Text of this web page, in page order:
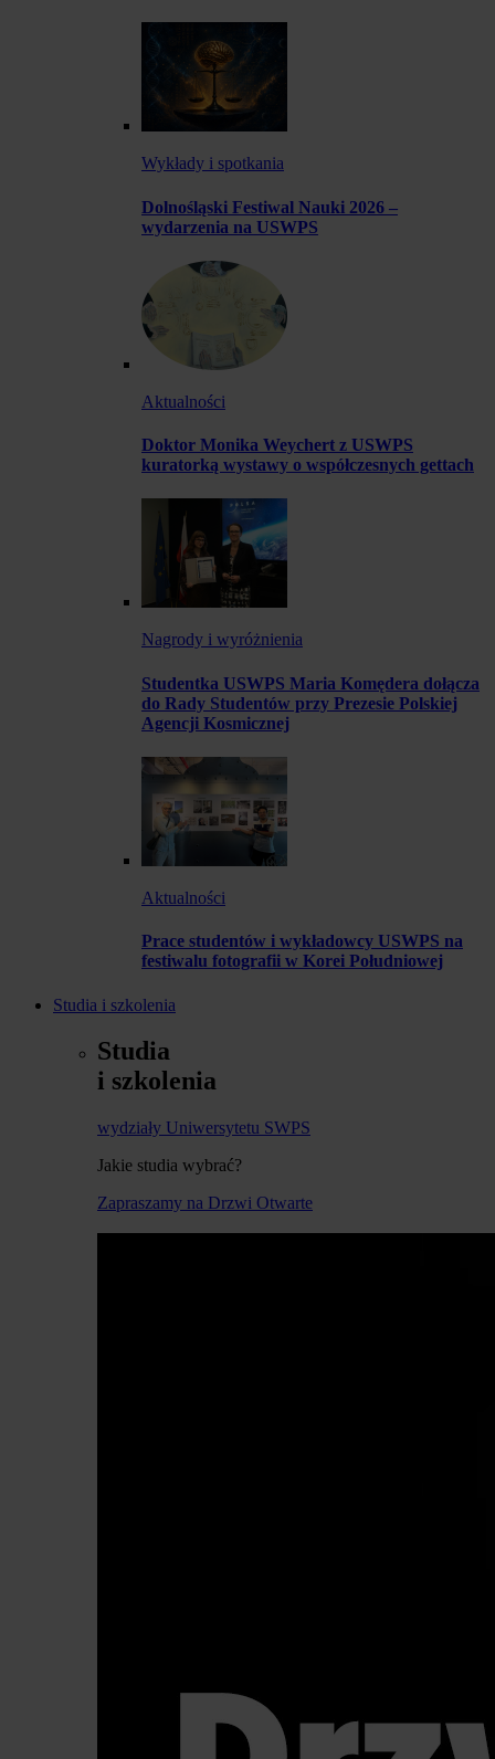
Wykłady i spotkania
Dolnośląski Festiwal Nauki 2026 –
wydarzenia na USWPS
Aktualności
Doktor Monika Weychert z USWPS
kuratorką wystawy o współczesnych gettach
Nagrody i wyróżnienia
Studentka USWPS Maria Komędera dołącza
do Rady Studentów przy Prezesie Polskiej
Agencji Kosmicznej
Aktualności
Prace studentów i wykładowcy USWPS na
festiwalu fotografii w Korei Południowej
Studia i szkolenia
Studia
i szkolenia
wydziały Uniwersytetu SWPS
Jakie studia wybrać?
Zapraszamy na Drzwi Otwarte